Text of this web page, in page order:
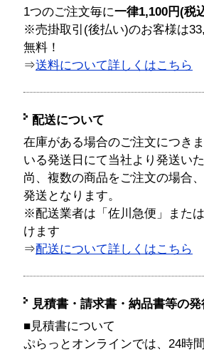
1つのご注文毎に一律1,100円(税
※売掛取引(後払い)のお客様は
無料！
⇒送料について詳しくはこちら
配送について
在庫がある場合のご注文につき
いる発送日にて当社より発送い
尚、複数の商品をご注文の場合
発送となります。
※配送業者は「佐川急便」また
けます
⇒配送について詳しくはこちら
見積書・請求書・納品書等の
■見積書について
ぷらっとオンラインでは、24時